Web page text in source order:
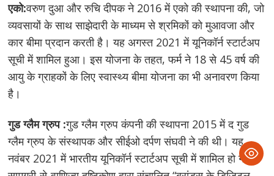
एको:वरुण दुआ और रुचि दीपक ने 2016 में एको की स्थापना की, जो
व्यवसायों के साथ साझेदारी के माध्यम से श्रमिकों को मुआवजा और
कार बीमा प्रदान करती है। यह अगस्त 2021 में यूनिकॉर्न स्टार्टअप
सूची में शामिल हुआ। इस योजना के तहत, फर्म ने 18 से 45 वर्ष की
आयु के ग्राहकों के लिए स्वास्थ्य बीमा योजना का भी अनावरण किया
है।
गुड ग्लैम ग्रुप :गुड ग्लैम ग्रुप कंपनी की स्थापना 2015 में द गुड
ग्लैम ग्रुप के संस्थापक और सीईओ दर्पण संघवी ने की थी। यह
नवंबर 2021 में भारतीय यूनिकॉर्न स्टार्टअप सूची में शामिल हो गया।